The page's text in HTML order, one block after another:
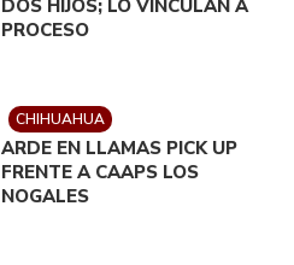
DOS HIJOS; LO VINCULAN A
PROCESO
CHIHUAHUA
ARDE EN LLAMAS PICK UP
FRENTE A CAAPS LOS
NOGALES